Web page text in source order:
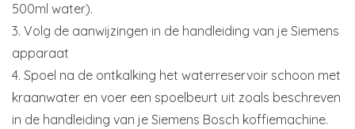
500ml water).
3. Volg de aanwijzingen in de handleiding van je Siemens
apparaat
4. Spoel na de ontkalking het waterreservoir schoon met
kraanwater en voer een spoelbeurt uit zoals beschreven
in de handleiding van je Siemens Bosch koffiemachine.